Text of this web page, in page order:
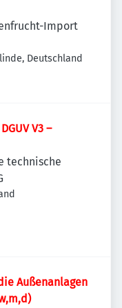
Import
Deutschland
V3 –
technische
Außenanlagen